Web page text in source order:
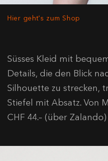
Hier geht's zum Shop
Süsses Kleid mit
Details, die den Blick
Silhouette zu strecken,
Stiefel mit Absatz. Von
CHF 44.– (über Zalando)